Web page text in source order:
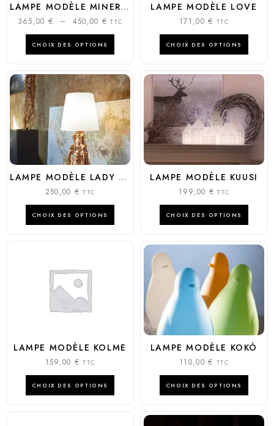
LAMPE MODÈLE MINERAL TABLE
365,00 € – 450,00 € TTC
CHOIX DES OPTIONS
LAMPE MODÈLE LOVE
171,00€ TTC
CHOIX DES OPTIONS
LAMPE MODÈLE LADY OF LOVE
250,00 € TTC
CHOIX DES OPTIONS
LAMPE MODÈLE KUUSI
199,00 € TTC
CHOIX DES OPTIONS
LAMPE MODÈLE KOLME
159,00 € TTC
CHOIX DES OPTIONS
LAMPE MODÈLE KOKÒ
110,00€ TTC
CHOIX DES OPTIONS